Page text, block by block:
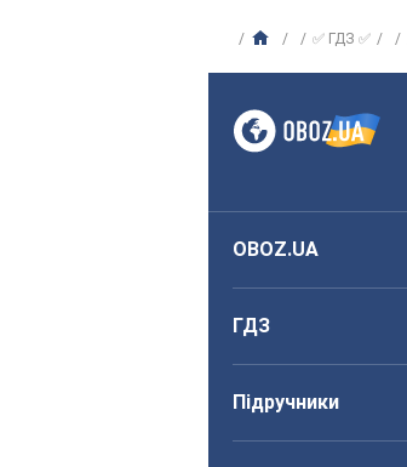
✅ ГДЗ ✅
OBOZ.UA
ГДЗ
Підручники